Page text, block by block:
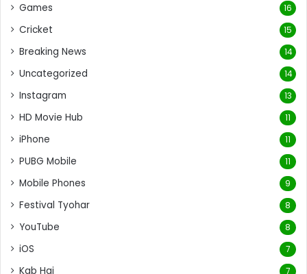
Games 16
Cricket 15
Breaking News 14
Uncategorized 14
Instagram 13
HD Movie Hub 11
iPhone 11
PUBG Mobile 11
Mobile Phones 9
Festival Tyohar 8
YouTube 8
iOS 7
Kab Hai 7